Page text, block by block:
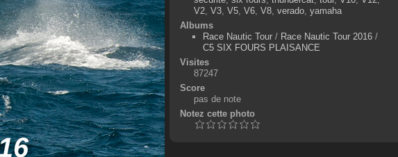
V2, V3, V5, V6, V8, verado, yamaha
Albums
Race Nautic Tour/ Race Nautic Tour 2016/
C5 SIX FOURS PLAISANCE
Visites
87247
Score
pas de note
Notez cette photo